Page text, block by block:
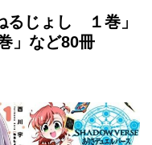
るじょし １巻」
」など80冊